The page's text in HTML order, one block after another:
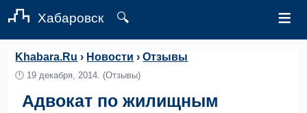
Хабаровск 🔍 ≡
Khabara.Ru › Новости ›Отзывы
🕛 19 декабря, 2014. (Отзывы)
Адвокат по жилищным